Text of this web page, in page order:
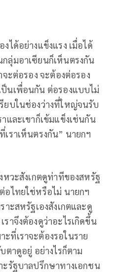
ได้อย่างแข็งแรง เมื่อได้
ลุ่มอาเซียนก็เห็นตรงกัน
จะต่อรอง จะต้องต่อรอง
ป็นเพื่อนกัน ต่อรองแบบไม่
ยบในช่องว่างที่ใหญ่จนรับ
และเขาก็เข้มแข็งเช่นกัน
ราเห็นตรงกัน” นายกฯ
หวะสังเกตดูท่าทีของสหรัฐ
อไทยใช่หรือไม่ นายกฯ
าะสหรัฐเองสังเกตและดู
าจึงต้องดูว่าอะไรเกิดขึ้น
ที่เราจะต้องรอในราย
ตาดูอยู่ อย่างไรก็ตาม
ะรัฐบาลปรึกษาทางเอกชน